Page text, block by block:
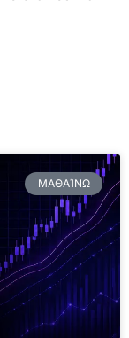
ΜΑΘΑΊΝΩ